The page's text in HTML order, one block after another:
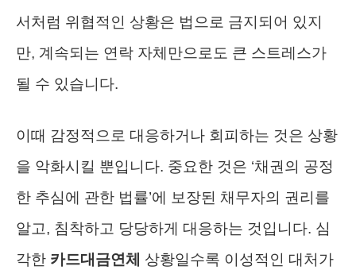
서처럼 위협적인 상황은 법으로 금지되어 있지
만, 계속되는 연락 자체만으로도 큰 스트레스가
될 수 있습니다.
이때 감정적으로 대응하거나 회피하는 것은 상황
을 악화시킬 뿐입니다. 중요한 것은 ‘채권의 공정
한 추심에 관한 법률’에 보장된 채무자의 권리를
알고, 침착하고 당당하게 대응하는 것입니다. 심
각한 카드대금연체 상황일수록 이성적인 대처가